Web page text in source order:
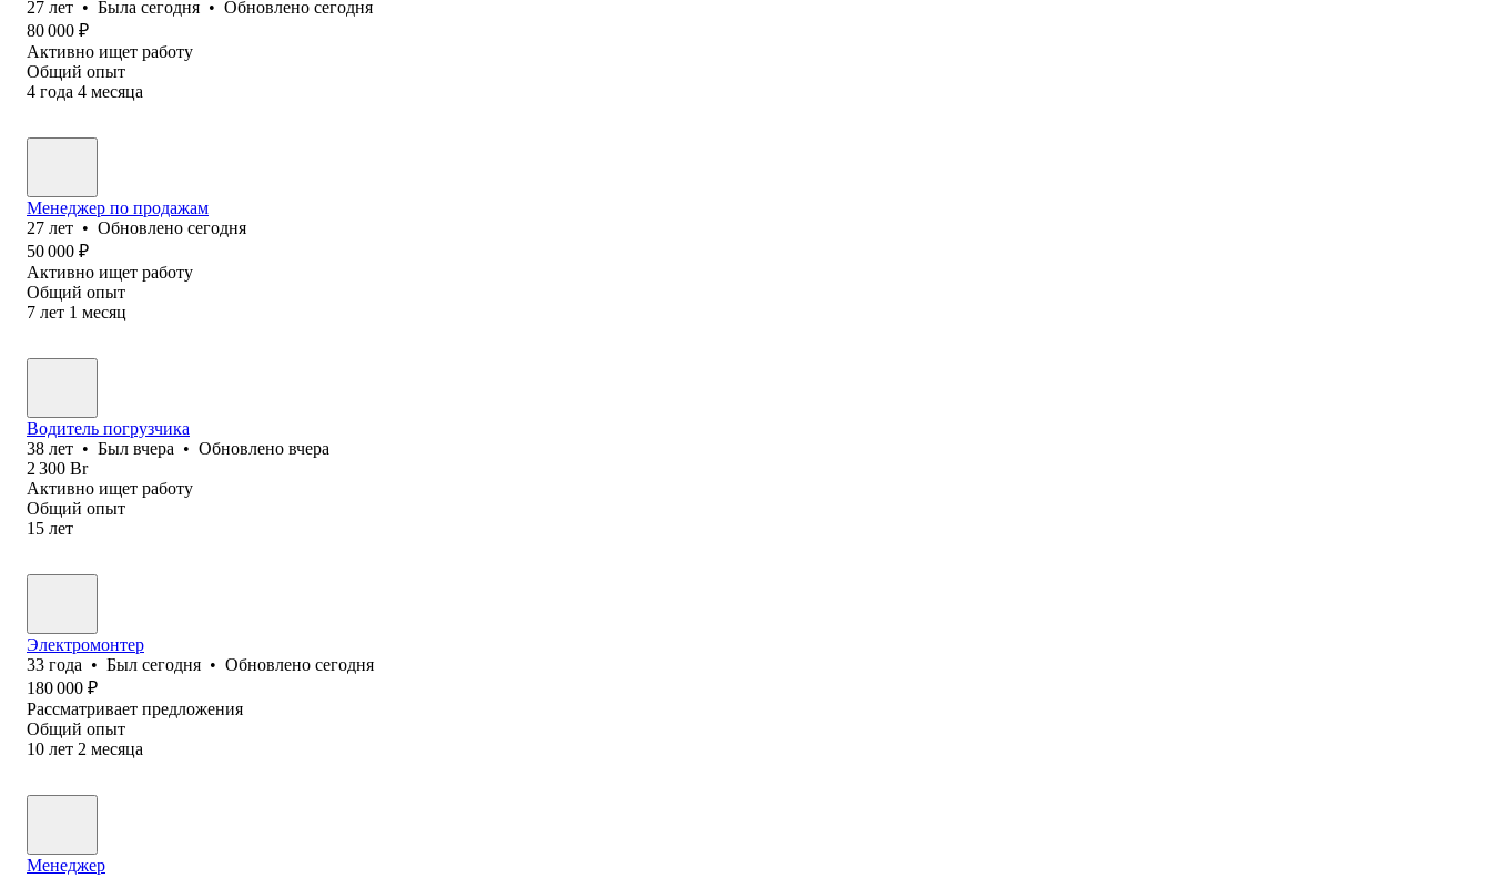
27 лет • Была сегодня • Обновлено сегодня
80 000 ₽
Активно ищет работу
Общий опыт
4 года 4 месяца
Менеджер по продажам
27 лет • Обновлено сегодня
50 000 ₽
Активно ищет работу
Общий опыт
7 лет 1 месяц
Водитель погрузчика
38 лет • Был вчера • Обновлено вчера
2 300 Br
Активно ищет работу
Общий опыт
15 лет
Электромонтер
33 года • Был сегодня • Обновлено сегодня
180 000 ₽
Рассматривает предложения
Общий опыт
10 лет 2 месяца
Менеджер